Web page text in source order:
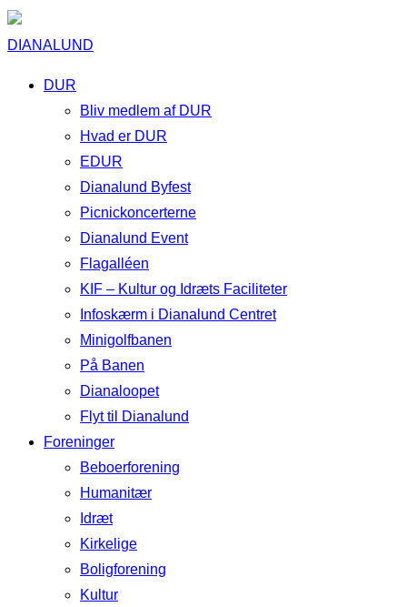
DIANALUND
DUR
Bliv medlem af DUR
Hvad er DUR
EDUR
Dianalund Byfest
Picnickoncerterne
Dianalund Event
Flagalléen
KIF – Kultur og Idræts Faciliteter
Infoskærm i Dianalund Centret
Minigolfbanen
På Banen
Dianaloopet
Flyt til Dianalund
Foreninger
Beboerforening
Humanitær
Idræt
Kirkelige
Boligforening
Kultur